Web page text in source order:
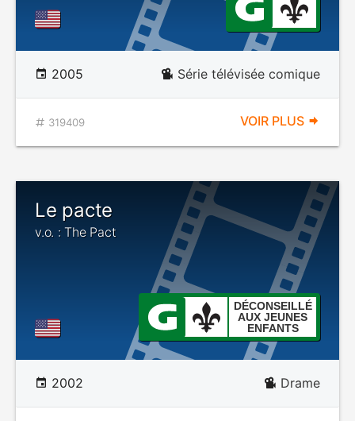
2005 Série télévisée comique
319409 VOIR PLUS
Le pacte
v.o. : The Pact
DÉCONSEILLÉ
AUX JEUNES
ENFANTS
2002 Drame